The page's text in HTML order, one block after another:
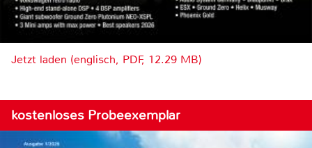
Jetzt laden (englisch, PDF, 12.29 MB)
kostenloses Probeexemplar